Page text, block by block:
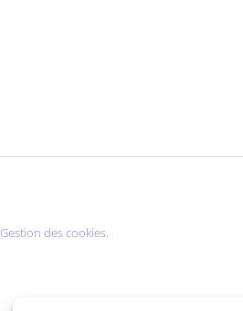
Gestion des cookies.